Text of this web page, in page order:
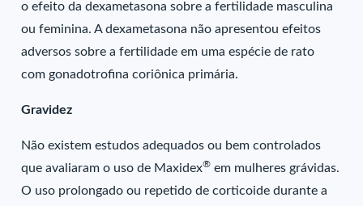
o efeito da dexametasona sobre a fertilidade masculina
ou feminina. A dexametasona não apresentou efeitos
adversos sobre a fertilidade em uma espécie de rato
com gonadotrofina coriônica primária.
Gravidez
Não existem estudos adequados ou bem controlados
que avaliaram o uso de Maxidex® em mulheres grávidas.
O uso prolongado ou repetido de corticoide durante a